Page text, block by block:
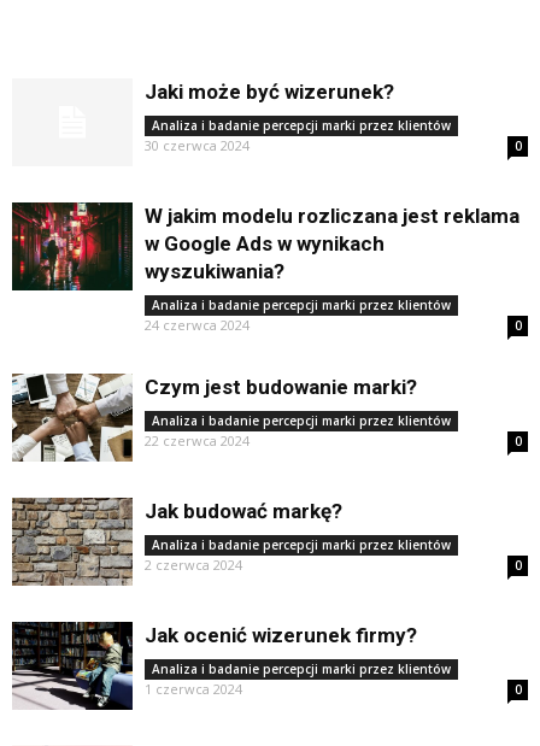
Jaki może być wizerunek?
Analiza i badanie percepcji marki przez klientów
30 czerwca 2024 0
W jakim modelu rozliczana jest reklama
w Google Ads w wynikach
wyszukiwania?
Analiza i badanie percepcji marki przez klientów
24 czerwca 2024 0
Czym jest budowanie marki?
Analiza i badanie percepcji marki przez klientów
22 czerwca 2024 0
Jak budować markę?
Analiza i badanie percepcji marki przez klientów
2 czerwca 2024 0
Jak ocenić wizerunek firmy?
Analiza i badanie percepcji marki przez klientów
1 czerwca 2024 0